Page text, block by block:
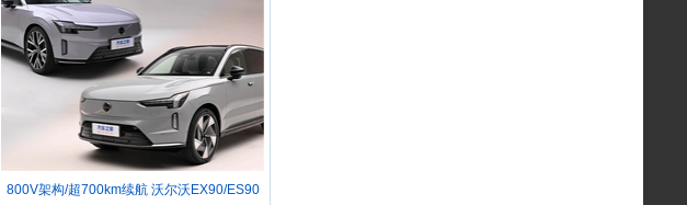
800V架构/超700km续航 沃尔沃EX90/ES90